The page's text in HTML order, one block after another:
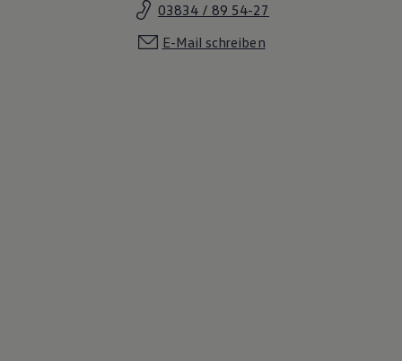
03834 / 89 54-27
E-Mail schreiben